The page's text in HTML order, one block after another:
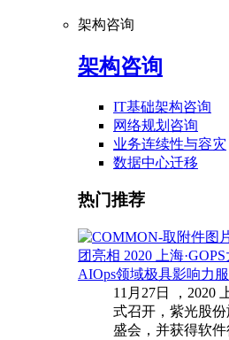
架构咨询
架构咨询
IT基础架构咨询
网络规划咨询
业务连续性与容灾
数据中心迁移
热门推荐
团亮相 2020 上海
AIOps领域极具影响力
11月27日 ，2020
式召开，紫光股
盛会，并获得软